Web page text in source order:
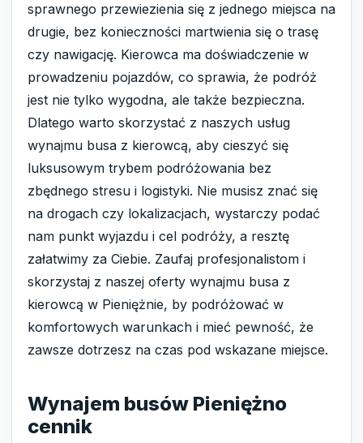
sprawnego przewiezienia się z jednego miejsca na
drugie, bez konieczności martwienia się o trasę
czy nawigację. Kierowca ma doświadczenie w
prowadzeniu pojazdów, co sprawia, że podróż
jest nie tylko wygodna, ale także bezpieczna.
Dlatego warto skorzystać z naszych usług
wynajmu busa z kierowcą, aby cieszyć się
luksusowym trybem podróżowania bez
zbędnego stresu i logistyki. Nie musisz znać się
na drogach czy lokalizacjach, wystarczy podać
nam punkt wyjazdu i cel podróży, a resztę
załatwimy za Ciebie. Zaufaj profesjonalistom i
skorzystaj z naszej oferty wynajmu busa z
kierowcą w Pieniężnie, by podróżować w
komfortowych warunkach i mieć pewność, że
zawsze dotrzesz na czas pod wskazane miejsce.
Wynajem busów Pieniężno
cennik